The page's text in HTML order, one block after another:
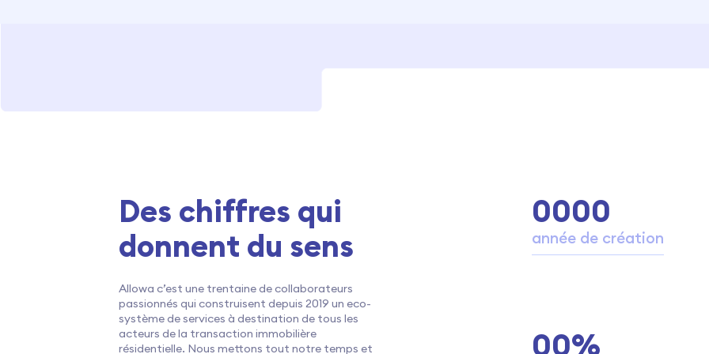
Des chiffres qui
donnent du sens
Allowa c’est une trentaine de collaborateurs
passionnés qui construisent depuis 2019 un eco-
système de services à destination de tous les
acteurs de la transaction immobilière
résidentielle. Nous mettons tout notre temps et
0
2
0
1
0
6
0
9
année de création
00%